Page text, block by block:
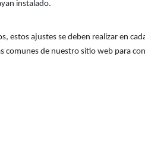
instalado.
estos ajustes se deben realizar en
comunes de nuestro sitio web para